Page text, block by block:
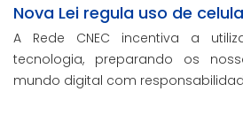
Nova Lei regula uso de
A Rede CNEC incentiva a
tecnologia, preparando os
mundo digital com